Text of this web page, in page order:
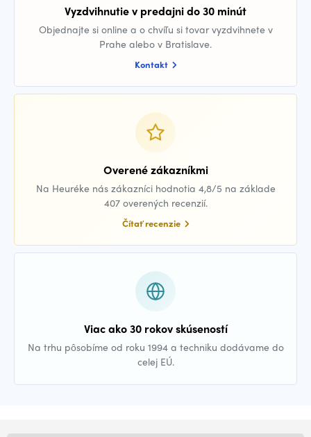
Vyzdvihnutie v predajni do 30 minút
Objednajte si online a o chvíľu si tovar vyzdvihnete v
Prahe alebo v Bratislave.
Kontakt
Overené zákazníkmi
Na Heuréke nás zákazníci hodnotia 4,8/5 na základe
407 overených recenzií.
Čítať recenzie
Viac ako 30 rokov skúseností
Na trhu pôsobíme od roku 1994 a techniku dodávame do
celej EÚ.